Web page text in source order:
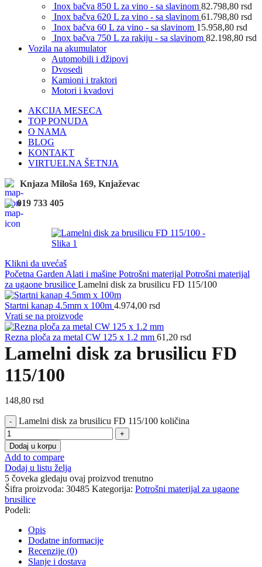
Inox bačva 850 L za vino - sa slavinom 82.798,80 rsd
Inox bačva 620 L za vino - sa slavinom 61.798,80 rsd
Inox bačva 60 L za vino - sa slavinom 15.958,80 rsd
Inox bačva 750 L za rakiju - sa slavinom 82.198,80 rsd
Vozila na akumulator
Automobili i džipovi
Dvosedi
Kamioni i traktori
Motori i kvadovi
AKCIJA MESECA
TOP PONUDA
O NAMA
BLOG
KONTAKT
VIRTUELNA ŠETNJA
Knjaza Miloša 169, Knjaževac
019 733 405
Klikni da uvećaš
Početna Garden Alati i mašine Potrošni materijal Potrošni materijal
za ugaone brusilice Lamelni disk za brusilicu FD 115/100
Startni kanap 4.5mm x 100m 4.974,00 rsd
Vrati se na proizvode
Rezna ploča za metal CW 125 x 1.2 mm 61,20 rsd
Lamelni disk za brusilicu FD
115/100
148,80 rsd
Lamelni disk za brusilicu FD 115/100 količina
Dodaj u korpu
Add to compare
Dodaj u listu želja
5 čoveka gledaju ovaj proizvod trenutno
Šifra proizvoda: 30485 Kategorija: Potrošni materijal za ugaone
brusilice
Podeli:
Opis
Dodatne informacije
Recenzije (0)
Slanje i dostava